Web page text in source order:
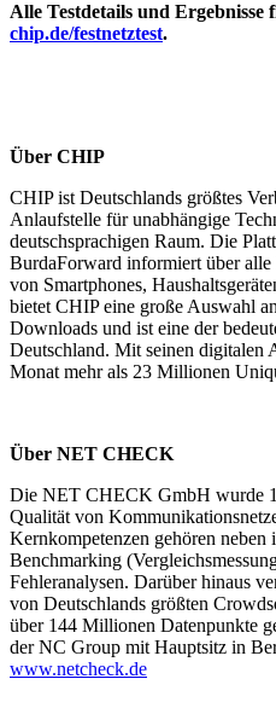
Alle Testdetails und Ergebnisse
chip.de/festnetztest.
Über CHIP
CHIP ist Deutschlands größtes
Anlaufstelle für unabhängige
deutschsprachigen Raum. Die
BurdaForward informiert über
von Smartphones,
bietet CHIP eine große Auswahl
Downloads und ist eine der
Deutschland. Mit seinen digitalen
Monat mehr als 23 Millionen
Über NET CHECK
Die NET CHECK GmbH wurde
Qualität von
Kernkompetenzen gehören
Benchmarking
Fehleranalysen. Darüber hinaus
von Deutschlands größten
über 144 Millionen Datenpunkte
der NC Group mit Hauptsitz in
www.netcheck.de